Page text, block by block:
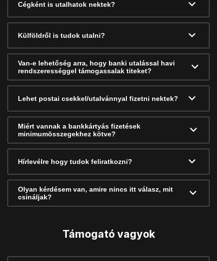
Cégként is utalhatok nektek?
Külföldről is tudok utalni?
Van-e lehetőség arra, hogy banki utalással havi
rendszerességgel támogassalak titeket?
Lehet postai csekkel/utalvánnyal fizetni nektek?
Miért vannak a bankkártyás fizetések
minimumösszegekhez kötve?
Hírlevélre hogy tudok feliratkozni?
Olyan kérdésem van, amire nincs itt válasz, mit
csináljak?
Támogató vagyok